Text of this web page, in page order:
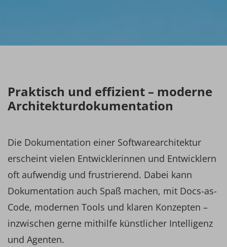
Praktisch und effizient – moderne
Architekturdokumentation
Die Dokumentation einer Softwarearchitektur
erscheint vielen Entwicklerinnen und Entwicklern
oft aufwendig und frustrierend. Dabei kann
Dokumentation auch Spaß machen, mit Docs-as-
Code, modernen Tools und klaren Konzepten –
inzwischen gerne mithilfe künstlicher Intelligenz
und Agenten.